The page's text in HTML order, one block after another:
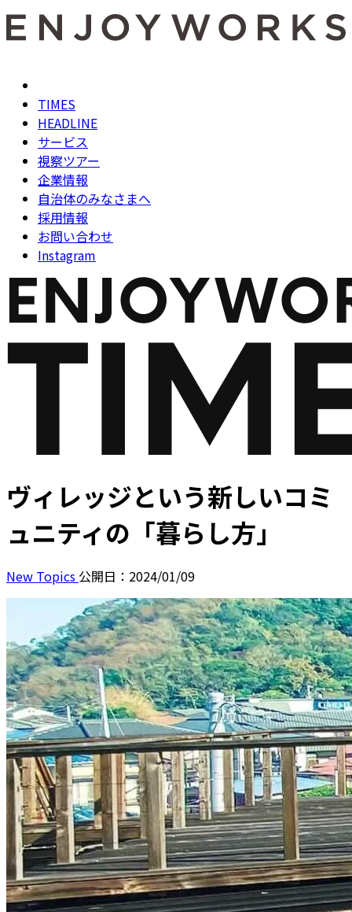
TIMES
HEADLINE
サービス
視察ツアー
企業情報
自治体のみなさまへ
採用情報
お問い合わせ
Instagram
ヴィレッジという新しいコミ
ュニティの「暮らし方」
New Topics 公開日：2024/01/09